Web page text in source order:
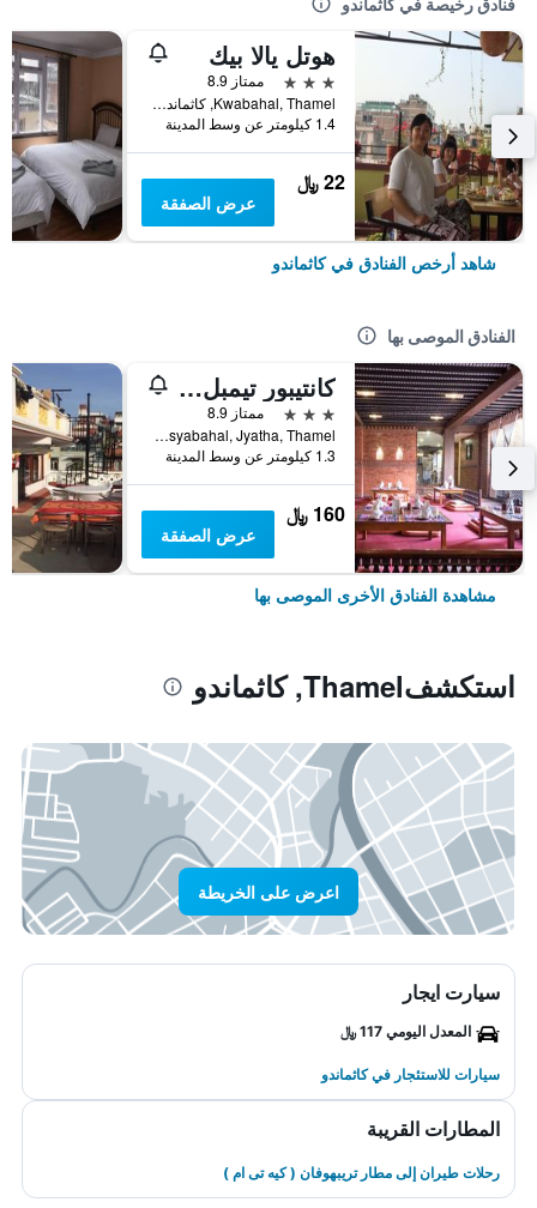
فنادق رخيصة في كاثماندو
هوتل يالا بيك
3 نجوم
ممتاز 8.9
Kwabahal, Thamel, كاثماندو, نيبال
1.4 كيلومتر عن وسط المدينة
22 ﷼
عرض الصفقة
شاهد أرخص الفنادق في كاثماندو
الفنادق الموصى بها
كانتيبور تيمبل هاوس
3 نجوم
ممتاز 8.9
Chusyabahal, Jyatha, Thamel, كاثماندو, نيبال
1.3 كيلومتر عن وسط المدينة
160 ﷼
عرض الصفقة
مشاهدة الفنادق الأخرى الموصى بها
استكشفThamel, كاثماندو
اعرض على الخريطة
سيارت ايجار
المعدل اليومي 117 ﷼
سيارات للاستئجار في كاثماندو
المطارات القريبة
رحلات طيران إلى مطار تريبهوفان ( كيه تى ام )